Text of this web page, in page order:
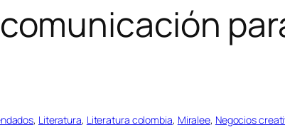
, Literatura, Literatura colombia, Miralee, Negocios